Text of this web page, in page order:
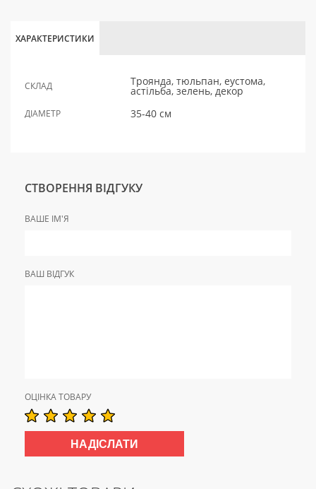
ХАРАКТЕРИСТИКИ
СКЛАД Троянда, тюльпан, еустома,
астільба, зелень, декор
ДІАМЕТР 35-40 см
СТВОРЕННЯ ВІДГУКУ
ВАШЕ ІМ'Я
ВАШ ВІДГУК
ОЦІНКА ТОВАРУ